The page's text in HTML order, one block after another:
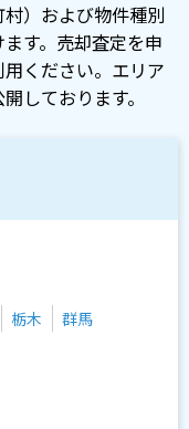
）および物件種別
す。売却査定を申
ください。エリア
しております。
栃木 群馬